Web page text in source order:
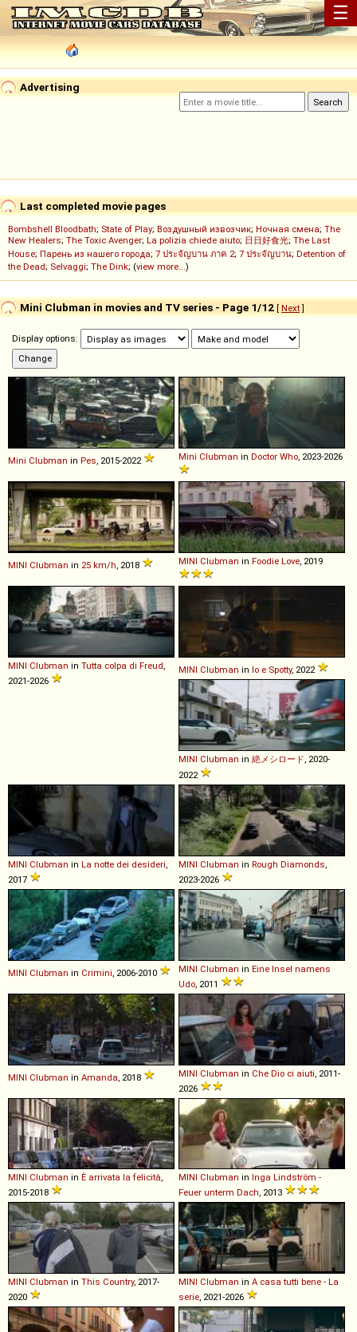
☰
Advertising
Last completed movie pages
Bombshell Bloodbath; State of Play; Воздушный извозчик; Ночная смена; The
New Healers; The Toxic Avenger; La polizia chiede aiuto; 日日好食光; The Last
House; Парень из нашего города; 7 ประจัญบาน ภาค 2; 7 ประจัญบาน; Detention of
the Dead; Selvaggi; The Dink; (view more...)
Mini Clubman in movies and TV series - Page 1/12 [ Next]
Display options:
Mini Clubman in Pes , 2015-2022 Mini Clubman in Doctor Who , 2023-2026
MINI Clubman in 25 km/h , 2018 MINI Clubman in Foodie Love , 2019
MINI Clubman in Tutta colpa di Freud
2021-2026
MINI Clubman in Io e Spotty, 2022
MINI Clubman in 絶メシロード , 2020-
2022
MINI Clubman in La notte dei desideri
2017
MINI Clubman in Rough Diamonds
2023-2026
MINI Clubman in Crimini , 2006-2010 MINI Clubman in Eine Insel namens
Udo , 2011
MINI Clubman in Amanda , 2018 MINI Clubman in Che Dio ci aiuti , 2011-
2026
MINI Clubman in È arrivata la felicità,
2015-2018
MINI Clubman in Inga Lindström -
Feuer unterm Dach, 2013
MINI Clubman in This Country, 2017-
2020
MINI Clubman in A casa tutti bene - La
serie, 2021-2026